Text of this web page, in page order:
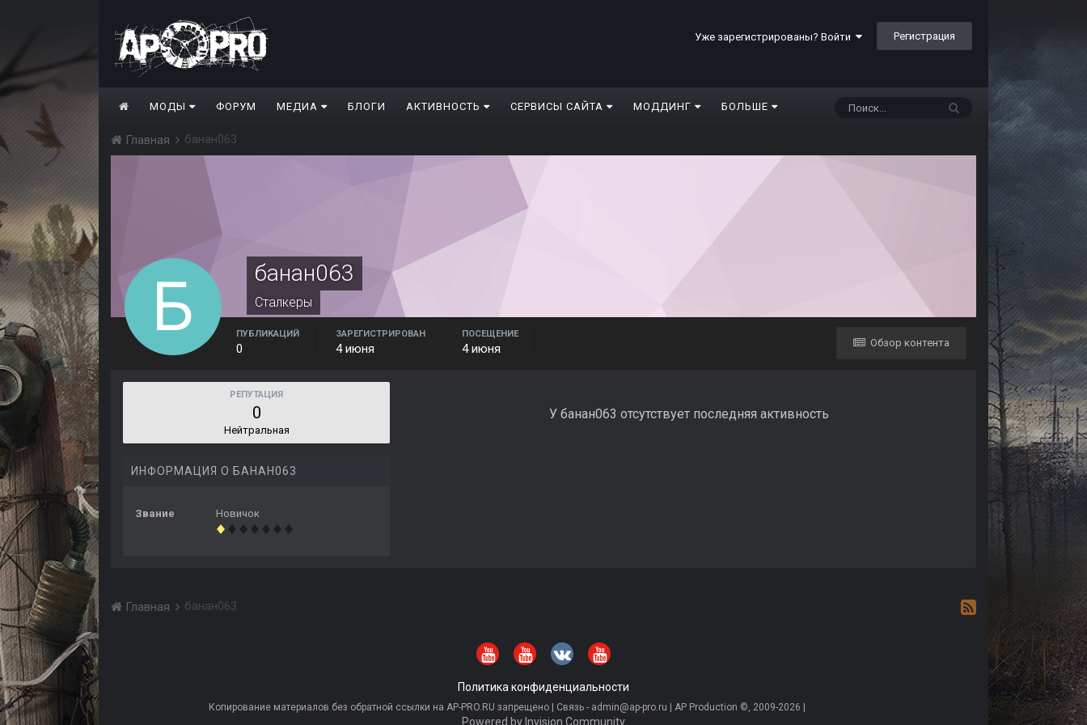
Уже зарегистрированы? Войти Регистрация
МОДЫ ФОРУМ МЕДИА БЛОГИ АКТИВНОСТЬ СЕРВИСЫ САЙТА МОДДИНГ БОЛЬШЕ
Главная банан063
банан063
Сталкеры
Обзор контента
ПУБЛИКАЦИЙ
0
ЗАРЕГИСТРИРОВАН
4 июня
ПОСЕЩЕНИЕ
4 июня
РЕПУТАЦИЯ
0
Нейтральная
ИНФОРМАЦИЯ О БАНАН063
Звание Новичок
У банан063 отсутствует последняя активность
Главная банан063
Политика конфиденциальности
Копирование материалов без обратной ссылки на AP-PRO.RU запрещено | Связь - admin@ap-pro.ru | AP Production ©, 2009-2026 |
Powered by Invision Community